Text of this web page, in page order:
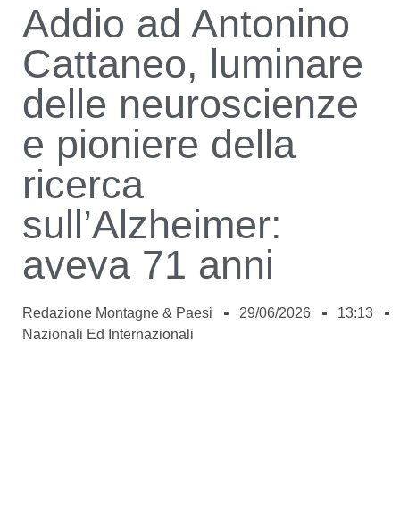
Addio ad Antonino
Cattaneo, luminare
delle neuroscienze
e pioniere della
ricerca
sull’Alzheimer:
aveva 71 anni
Redazione Montagne & Paesi 29/06/2026
13:13
Nazionali Ed Internazionali